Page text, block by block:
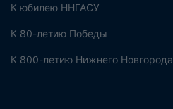
К юбилею ННГАСУ
К 80-летию Победы
К 800-летию Нижнего Новгорода